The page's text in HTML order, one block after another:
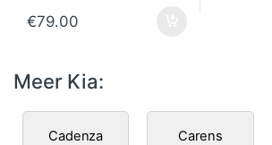
€79.00
Meer Kia:
Cadenza Carens